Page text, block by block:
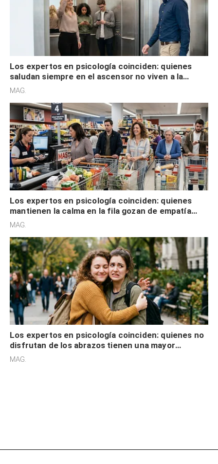
Los expertos en psicología coinciden: quienes
saludan siempre en el ascensor no viven a la
defensiva y tienen apertura social
MAG.
Los expertos en psicología coinciden: quienes
mantienen la calma en la fila gozan de empatía
cognitiva, gratitud y no solo tienen autocontrol
MAG.
Los expertos en psicología coinciden: quienes no
disfrutan de los abrazos tienen una mayor
sensibilidad a los estímulos físicos y no es por
MAG.